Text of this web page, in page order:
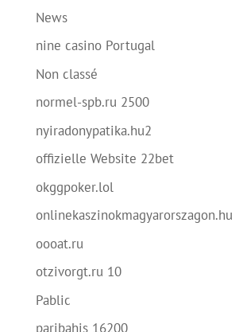
News
nine casino Portugal
Non classé
normel-spb.ru 2500
nyiradonypatika.hu2
offizielle Website 22bet
okggpoker.lol
onlinekaszinokmagyarorszagon.hu
oooat.ru
otzivorgt.ru 10
Pablic
paribahis 16200